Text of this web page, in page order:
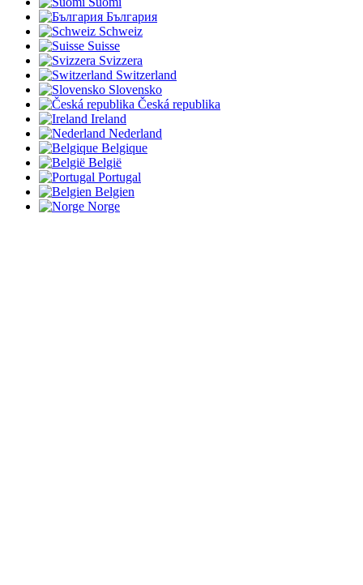
България
Schweiz
Suisse
Svizzera
Switzerland
Slovensko
Česká republika
Ireland
Nederland
Belgique
België
Portugal
Belgien
Norge